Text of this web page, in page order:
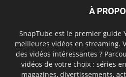
À
SnapTube est le premier guide
meilleures vidéos en streaming.
des vidéos intéressantes ?
vidéos de votre choix : séries
magazines, divertissements,